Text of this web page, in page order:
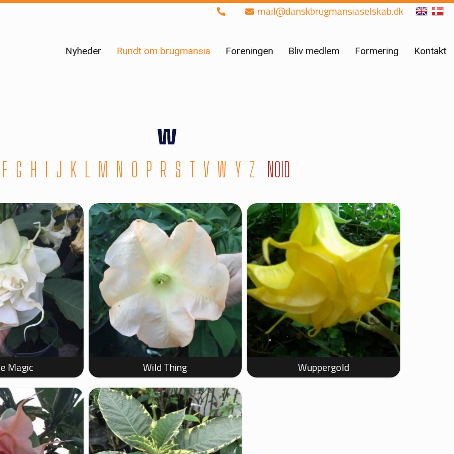
mail@danskbrugmansiaselskab.dk
Nyheder Rundt om brugmansia Foreningen Bliv medlem Formering Kontakt
w
F G H J K L M N O P R S T V W Y Z NOID
Magic Wild Thing Wuppergold